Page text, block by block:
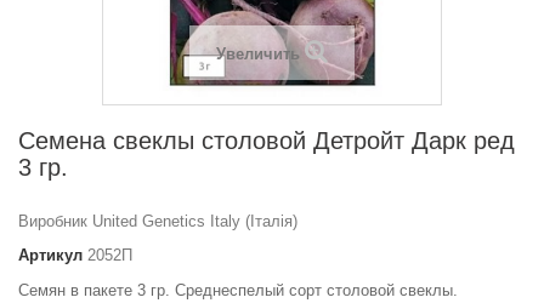
Увеличить
Семена свеклы столовой Детройт Дарк ред
3 гр.
Виробник United Genetics Italy (Італія)
Артикул 2052П
Семян в пакете 3 гр. Среднеспелый сорт столовой свеклы.